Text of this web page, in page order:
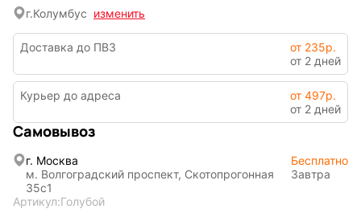
г.Колумбус изменить
Доставка до ПВЗ
от 235р.
от 2 дней
Курьер до адреса
от 497р.
от 2 дней
Самовывоз
г. Москва
м. Волгоградский проспект, Скотопрогонная
35с1
Бесплатно
Завтра
Артикул:Голубой
Карташева
ковра
стиль